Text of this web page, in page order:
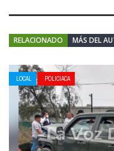
RELACIONADO MÁS DEL
LOCAL POLICIACA